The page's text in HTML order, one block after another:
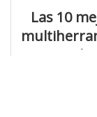
Las 10
worx de